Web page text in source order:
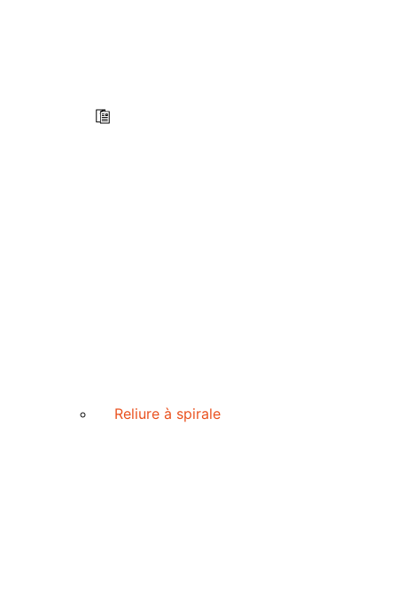
Reliure à spirale